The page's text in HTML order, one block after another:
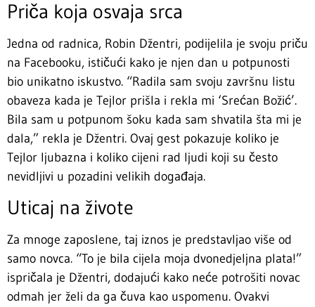
Priča koja osvaja srca
Jedna od radnica, Robin Džentri, podijelila je svoju priču
na Facebooku, ističući kako je njen dan u potpunosti
bio unikatno iskustvo. “Radila sam svoju završnu listu
obaveza kada je Tejlor prišla i rekla mi ‘Srećan Božić’.
Bila sam u potpunom šoku kada sam shvatila šta mi je
dala,” rekla je Džentri. Ovaj gest pokazuje koliko je
Tejlor ljubazna i koliko cijeni rad ljudi koji su često
nevidljivi u pozadini velikih događaja.
Uticaj na živote
Za mnoge zaposlene, taj iznos je predstavljao više od
samo novca. “To je bila cijela moja dvonedjeljna plata!”
ispričala je Džentri, dodajući kako neće potrošiti novac
odmah jer želi da ga čuva kao uspomenu. Ovakvi